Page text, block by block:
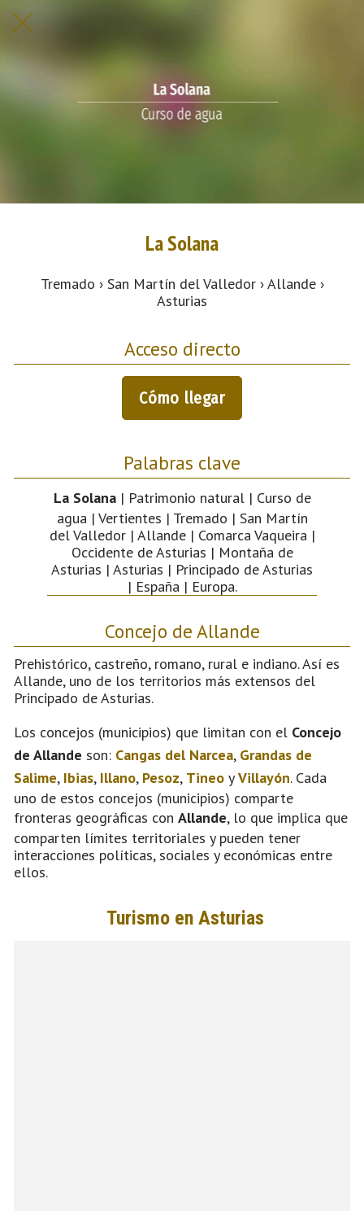
La Solana
Tremado › San Martín del Valledor › Allande ›
Asturias
Acceso directo
Cómo llegar
Palabras clave
La Solana| Patrimonio natural | Curso de
agua | Vertientes | Tremado | San Martín
del Valledor | Allande | Comarca Vaqueira |
Occidente de Asturias | Montaña de
Asturias | Asturias | Principado de Asturias
| España | Europa.
Concejo de Allande
Prehistórico, castreño, romano, rural e indiano. Así es
Allande, uno de los territorios más extensos del
Principado de Asturias.
Los concejos (municipios) que limitan con el Concejo
de Allande son: Cangas del Narcea, Grandas de
Salime, Ibias, Illano, Pesoz, Tineo yVillayón. Cada
uno de estos concejos (municipios) comparte
fronteras geográficas con Allande, lo que implica que
comparten límites territoriales y pueden tener
interacciones políticas, sociales y económicas entre
ellos.